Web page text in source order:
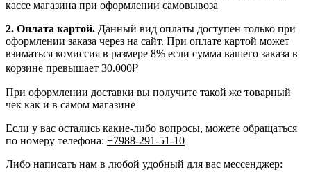
кассе магазина при оформлении самовывоза
2. Оплата картой. Данный вид оплаты доступен только при
оформлении заказа через на сайт. При оплате картой может
взиматься комиссия в размере 8% если сумма вашего заказа в
корзине превышает 30.000₽
При оформлении доставки вы получите такой же товарный
чек как и в самом магазине
Если у вас остались какие-либо вопросы, можете обращаться
по номеру телефона: +7988-291-51-10
Либо написать нам в любой удобный для вас мессенджер: